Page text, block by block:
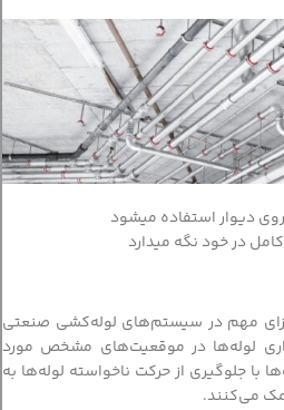
دیوار استفاده میشود
در خود نگه میدارد
مهم در سیستم‌های لوله‌کشی صنعتی
لوله‌ها در موقعیت‌های مشخص مورد
با جلوگیری از حرکت ناخواسته لوله‌ها به
می‌کنند.